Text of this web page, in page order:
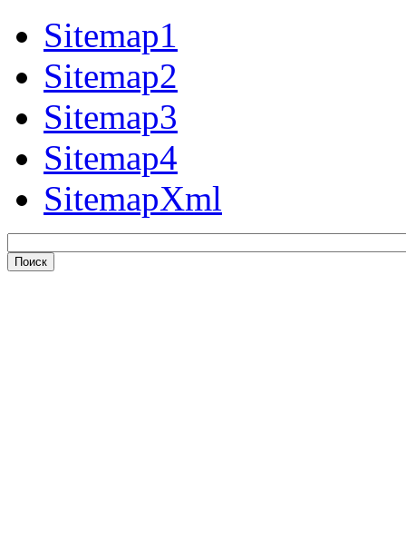
Sitemap1
Sitemap2
Sitemap3
Sitemap4
SitemapXml